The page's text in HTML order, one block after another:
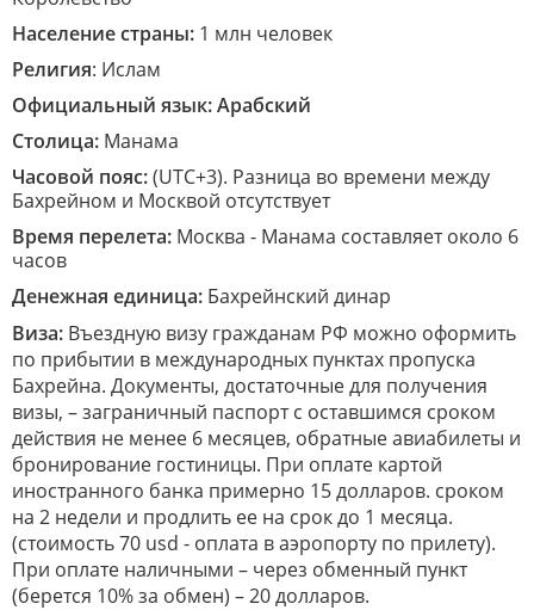
Население страны: 1 млн человек
Религия: Ислам
Официальный язык: Арабский
Столица: Манама
Часовой пояс:(UTC+3). Разница во времени между
Бахрейном и Москвой отсутствует
Время перелета: Москва - Манама составляет около 6
часов
Денежная единица: Бахрейнский динар
Виза: Въездную визу гражданам РФ можно оформить
по прибытии в международных пунктах пропуска
Бахрейна. Документы, достаточные для получения
визы, – заграничный паспорт с оставшимся сроком
действия не менее 6 месяцев, обратные авиабилеты и
бронирование гостиницы. При оплате картой
иностранного банка примерно 15 долларов. сроком
на 2 недели и продлить ее на срок до 1 месяца.
(стоимость 70 usd - оплата в аэропорту по прилету).
При оплате наличными – через обменный пункт
(берется 10% за обмен) – 20 долларов.